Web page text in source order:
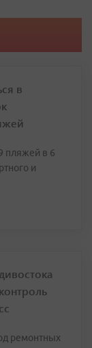
в
пляжей в 6
и
ремонтных